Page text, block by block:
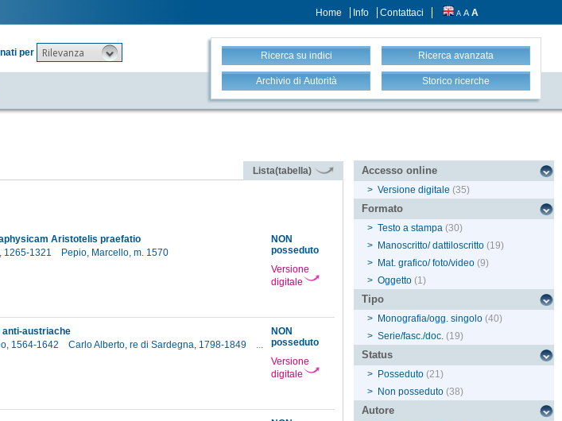
Home Info Contattaci A A A
per Rilevanza Ricerca su indici Ricerca avanzata
Archivio di Autorità Storico ricerche
Lista(tabella)
NON
posseduto
Versione
digitale
Aristotelis praefatio
1265-1321
Pepio, Marcello, m. 1570
NON
posseduto
Versione
digitale
anti-austriache
1564-1642 Carlo Alberto, re di Sardegna, 1798-1849
...
Accesso online
> Versione digitale (35)
Formato
> Testo a stampa (30)
> Manoscritto/ dattiloscritto (19)
> Mat. grafico/ foto/video (9)
> Oggetto (1)
Tipo
> Monografia/ogg. singolo (40)
> Serie/fasc./doc. (19)
Status
> Posseduto (21)
> Non posseduto (38)
Autore